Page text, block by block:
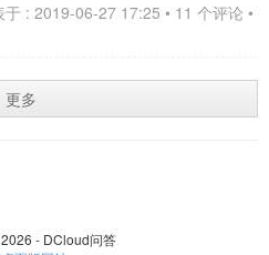
于 : 2019-06-27 17:25 • 11 个评论 •
更多
- DCloud问答